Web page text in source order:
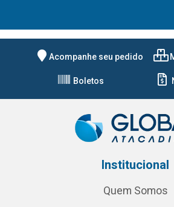
Acompanhe seu pedido
Boletos
Institucional
Quem Somos